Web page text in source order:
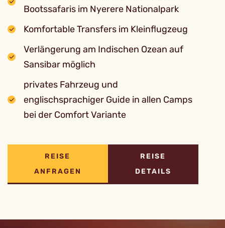
Bootssafaris im Nyerere Nationalpark
Komfortable Transfers im Kleinflugzeug
Verlängerung am Indischen Ozean auf
Sansibar möglich
privates Fahrzeug und
englischsprachiger Guide in allen Camps
bei der Comfort Variante
REISE
ANFRAGEN
REISE
DETAILS